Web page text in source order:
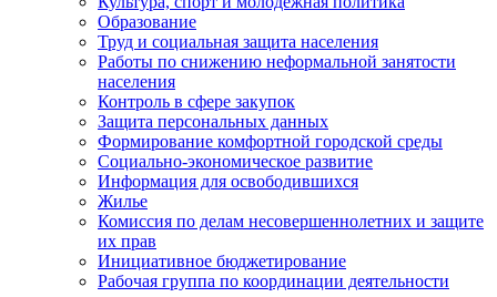
Образование
Труд и социальная защита населения
Работы по снижению неформальной занятости
населения
Контроль в сфере закупок
Защита персональных данных
Формирование комфортной городской среды
Социально-экономическое развитие
Информация для освободившихся
Жилье
Комиссия по делам несовершеннолетних и защите
их прав
Инициативное бюджетирование
Рабочая группа по координации деятельности